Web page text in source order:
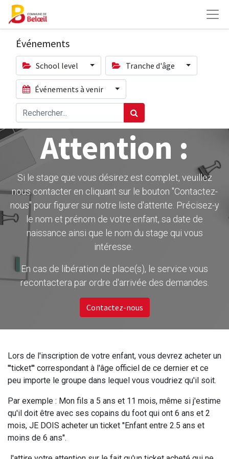
Événements
School level Tranche d'âge
Événements à venir
Attention :
Si le stage que vous désirez est complet, veuillez
nous contacter en cliquant sur le bouton ''Contactez-
nous" pour figurer sur notre liste d'attente. Précisez-y
le nom et prénom de votre enfant, sa date de
naissance ainsi que le nom du stage qui vous
intéresse.
En cas de libération de place(s), le service vous
recontactera par ordre d'arrivée des demandes.
Contactez-nous
Lors de l'inscription de votre enfant, vous devrez acheter un
'''ticket''' correspondant à l'âge officiel de ce dernier et ce
peu importe le groupe dans lequel vous voudriez qu'il soit.
Par exemple : Mon fils a 5 ans et 11 mois, même si j'estime
qu'il doit être avec ses copains du foot qui ont 6 ans et 2
mois, JE DOIS acheter un ticket ''Enfant entre 2.5 ans et
moins de 6 ans''.